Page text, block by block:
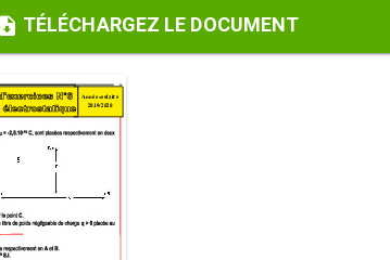
TÉLÉCHARGEZ LE DOCUMENT